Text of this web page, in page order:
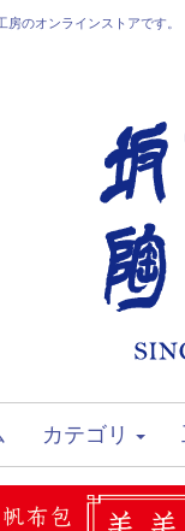
のオンラインストアです。
カテゴリ